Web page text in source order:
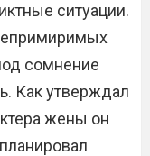
ситуации.
сомнение
Как утверждал
жены он